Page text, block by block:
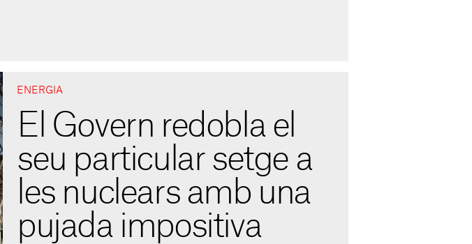
ENERGIA
El Govern redobla el
seu particular setge a
les nuclears amb una
pujada impositiva